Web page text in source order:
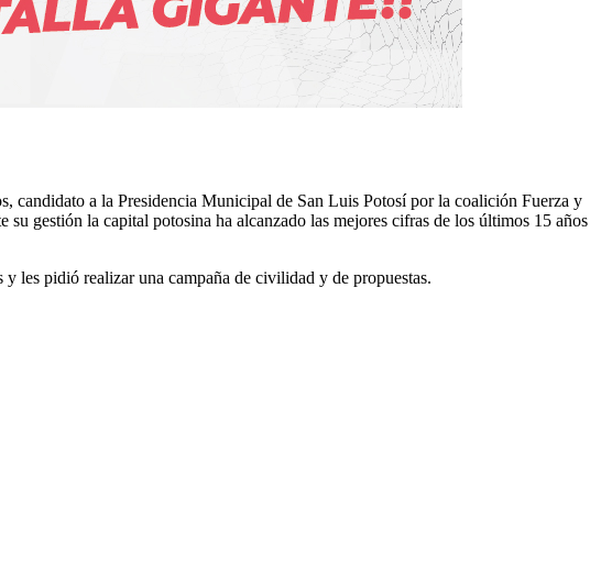
a la Presidencia Municipal de San Luis Potosí por la coalición Fuerza y
gestión la capital potosina ha alcanzado las mejores cifras de los últimos 15 años
les pidió realizar una campaña de civilidad y de propuestas.